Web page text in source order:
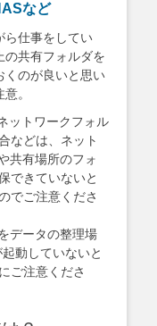
など
ら仕事をしてい
の共有フォルダを
くのが良いと思い
。
ットワークフォル
などは、ネット
共有場所のフォ
できていないと
でご注意くださ
データの整理場
動していないと
ご注意くださ